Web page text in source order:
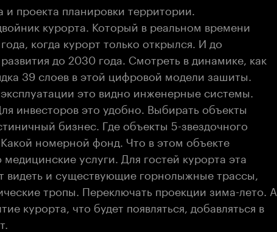
проекта планировки территории.
курорта. Который в реальном времени
когда курорт только открылся. И до
до 2030 года. Смотреть в динамике, как
39 слоев в этой цифровой модели зашиты.
это видно инженерные системы.
инвесторов это удобно. Выбирать объекты
бизнес. Где объекты 5-звездочного
номерной фонд. Что в этом объекте
услуги. Для гостей курорта эта
видеть и существующие горнолыжные трассы,
тропы. Переключать проекции зима-лето. А
курорта, что будет появляться, добавляться в